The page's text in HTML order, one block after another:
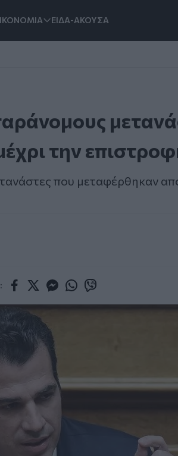
ΕΙΔΑ-ΑΚΟΥΣΑ
την
που μεταφέρθηκαν